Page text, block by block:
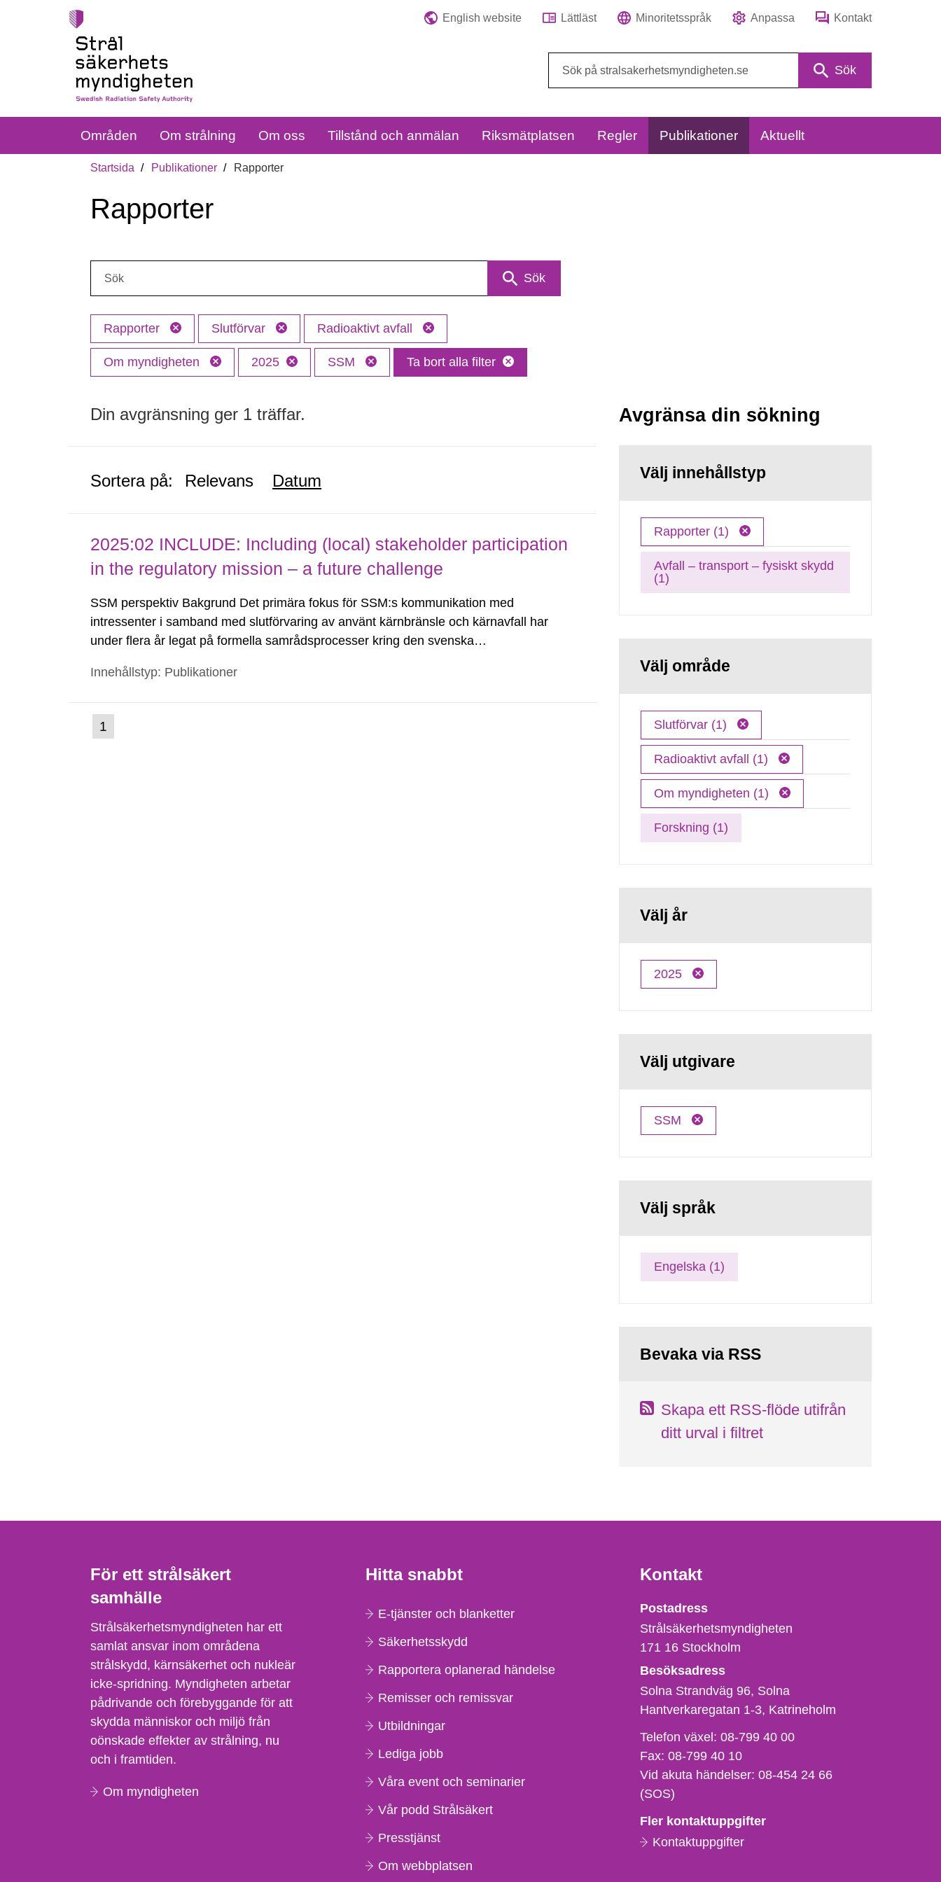
English website Lättläst Minoritetsspråk Anpassa Kontakt
Sök
Områden Om strålning Om oss Tillstånd och anmälan Riksmätplatsen Regler Publikationer Aktuellt
Startsida Publikationer Rapporter
Rapporter
Sök
Rapporter Slutförvar Radioaktivt avfall
Om myndigheten 2025 SSM Ta bort alla filter
Din avgränsning ger 1 träffar.
Sortera på: Relevans Datum
2025:02 INCLUDE: Including (local) stakeholder participation
in the regulatory mission – a future challenge
SSM perspektiv Bakgrund Det primära fokus för SSM:s kommunikation med
intressenter i samband med slutförvaring av använt kärnbränsle och kärnavfall har
under flera år legat på formella samrådsprocesser kring den svenska
tillståndsansökningar enligt kärntekniklagen.
Innehållstyp: Publikationer
Gå
till
1
Avgränsa din sökning
Välj innehållstyp
Rapporter (1)
Avfall – transport – fysiskt skydd
(1)
Välj område
Slutförvar (1)
Radioaktivt avfall (1)
Om myndigheten (1)
Forskning (1)
Välj år
2025
Välj utgivare
SSM
Välj språk
Engelska (1)
Bevaka via RSS
Skapa ett RSS-flöde utifrån
ditt urval i filtret
För ett strålsäkert
samhälle
Strålsäkerhetsmyndigheten har ett
samlat ansvar inom områdena
strålskydd, kärnsäkerhet och nukleär
icke-spridning. Myndigheten arbetar
pådrivande och förebyggande för att
skydda människor och miljö från
oönskade effekter av strålning, nu
och i framtiden.
Om myndigheten
Hitta snabbt
E-tjänster och blanketter
Säkerhetsskydd
Rapportera oplanerad händelse
Remisser och remissvar
Utbildningar
Lediga jobb
Våra event och seminarier
Vår podd Strålsäkert
Presstjänst
Om webbplatsen
Kontakt
Strålsäkerhetsmyndigheten
Postadress
Strålsäkerhetsmyndigheten
171 16 Stockholm
Besöksadress
Solna Strandväg 96, Solna
Hantverkaregatan 1-3 Katrineholm
Telefon,
fax
och
e-
Telefon växel:08-799 40 00
Fax:08-799 40 10
Vid akuta händelser:08-454 24 66
(SOS)
Fler kontaktuppgifter
Kontaktuppgifter